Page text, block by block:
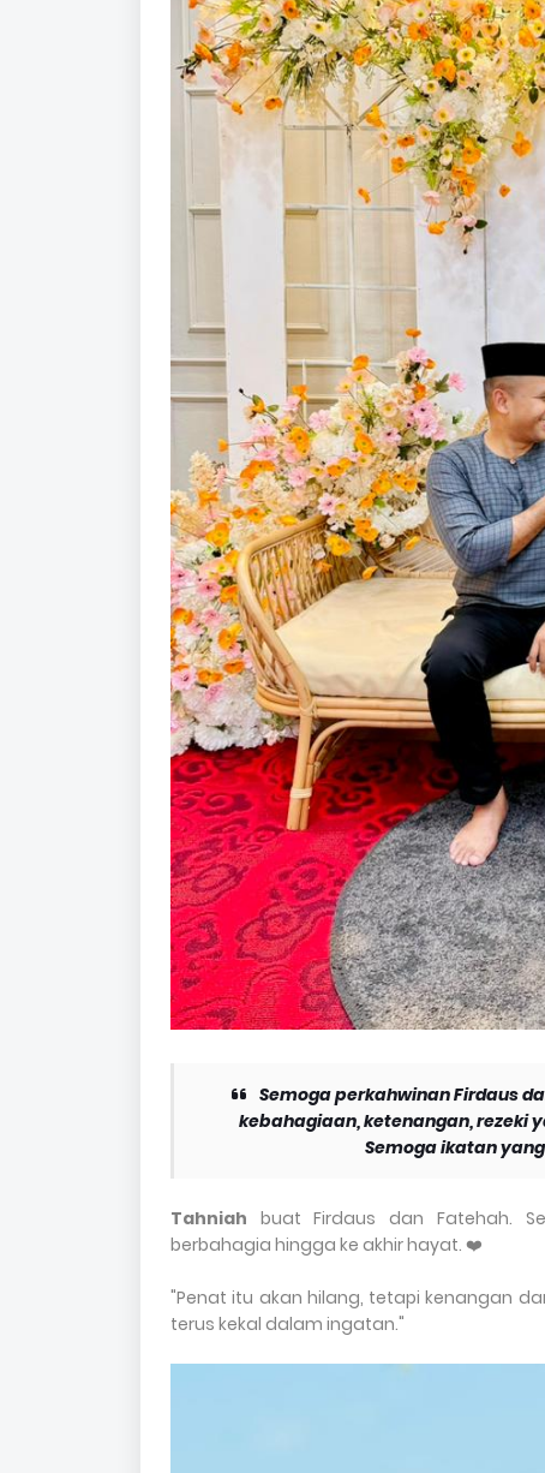
Semoga perkahwinan Firdaus
kebahagiaan, ketenangan, rezeki
Semoga ikatan
Tahniah buat Firdaus dan Fatehah.
berbahagia hingga ke akhir hayat. ❤️
"Penat itu akan hilang, tetapi kenangan
terus kekal dalam ingatan."